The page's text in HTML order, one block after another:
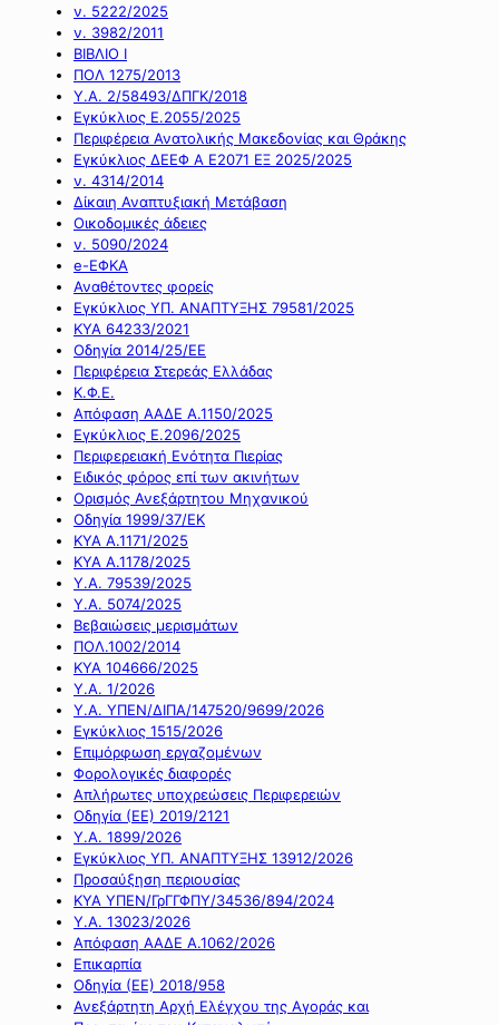
ν. 5222/2025
ν. 3982/2011
ΒΙΒΛΙΟ Ι
ΠΟΛ 1275/2013
Υ.Α. 2/58493/ΔΠΓΚ/2018
Εγκύκλιος Ε.2055/2025
Περιφέρεια Ανατολικής Μακεδονίας και Θράκης
Εγκύκλιος ΔΕΕΦ Α Ε2071 ΕΞ 2025/2025
ν. 4314/2014
Δίκαιη Αναπτυξιακή Μετάβαση
Οικοδομικές άδειες
ν. 5090/2024
e-ΕΦΚΑ
Αναθέτοντες φορείς
Εγκύκλιος ΥΠ. ΑΝΑΠΤΥΞΗΣ 79581/2025
ΚΥΑ 64233/2021
Οδηγία 2014/25/ΕΕ
Περιφέρεια Στερεάς Ελλάδας
Κ.Φ.Ε.
Απόφαση ΑΑΔΕ Α.1150/2025
Εγκύκλιος Ε.2096/2025
Περιφερειακή Ενότητα Πιερίας
Ειδικός φόρος επί των ακινήτων
Ορισμός Ανεξάρτητου Μηχανικού
Οδηγία 1999/37/ΕΚ
ΚΥΑ Α.1171/2025
ΚΥΑ Α.1178/2025
Υ.Α. 79539/2025
Υ.Α. 5074/2025
Βεβαιώσεις μερισμάτων
ΠΟΛ.1002/2014
ΚΥΑ 104666/2025
Υ.Α. 1/2026
Υ.Α. ΥΠΕΝ/ΔΙΠΑ/147520/9699/2026
Εγκύκλιος 1515/2026
Επιμόρφωση εργαζομένων
Φορολογικές διαφορές
Απλήρωτες υποχρεώσεις Περιφερειών
Οδηγία (ΕΕ) 2019/2121
Υ.Α. 1899/2026
Εγκύκλιος ΥΠ. ΑΝΑΠΤΥΞΗΣ 13912/2026
Προσαύξηση περιουσίας
ΚΥΑ ΥΠΕΝ/ΓρΓΓΦΠΥ/34536/894/2024
Υ.Α. 13023/2026
Απόφαση ΑΑΔΕ Α.1062/2026
Επικαρπία
Οδηγία (ΕΕ) 2018/958
Ανεξάρτητη Αρχή Ελέγχου της Αγοράς και